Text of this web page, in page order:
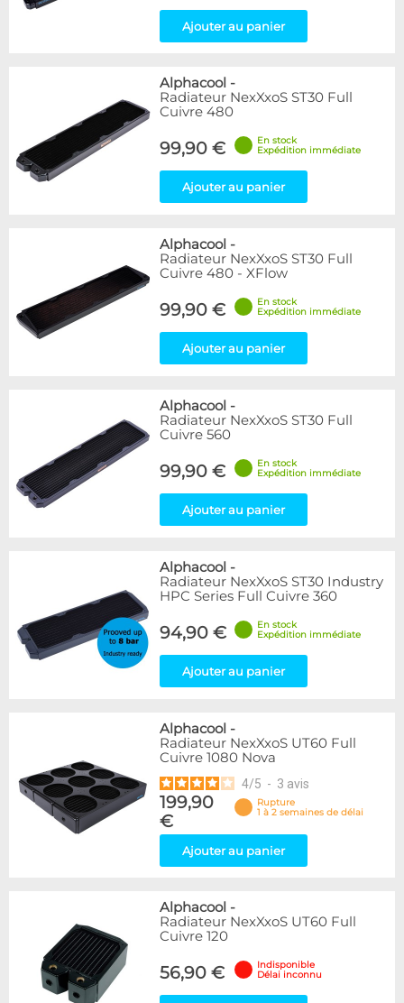
Ajouter au panier
Alphacool -
Radiateur NexXxoS ST30 Full
Cuivre 480
99,90 €
En stock
Expédition immédiate
Ajouter au panier
Alphacool -
Radiateur NexXxoS ST30 Full
Cuivre 480 - XFlow
99,90 €
En stock
Expédition immédiate
Ajouter au panier
Alphacool -
Radiateur NexXxoS ST30 Full
Cuivre 560
99,90 €
En stock
Expédition immédiate
Ajouter au panier
Alphacool -
Radiateur NexXxoS ST30 Industry
HPC Series Full Cuivre 360
94,90 €
En stock
Expédition immédiate
Ajouter au panier
Alphacool -
Radiateur NexXxoS UT60 Full
Cuivre 1080 Nova
4/5 - 3 avis
199,90
€
Rupture
1 à 2 semaines de délai
Ajouter au panier
Alphacool -
Radiateur NexXxoS UT60 Full
Cuivre 120
56,90 €
Indisponible
Délai inconnu